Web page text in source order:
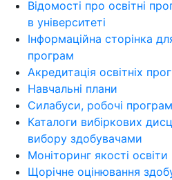
Відомості про освітні
в університеті
Інформаційна сторінка
програм
Акредитація освітніх
Навчальні плани
Силабуси, робочі
Каталоги вибіркових
вибору здобувачами
Моніторинг якості освіти
Щорічне оцінювання